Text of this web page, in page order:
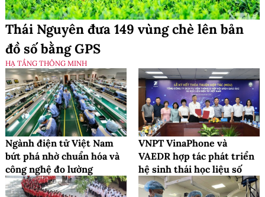
Thái Nguyên đưa 149 vùng chè lên bản
đồ số bằng GPS
HẠ TẦNG THÔNG MINH
Ngành điện tử Việt Nam
bứt phá nhờ chuẩn hóa và
công nghệ đo lường
VNPT VinaPhone và
VAEDR hợp tác phát triển
hệ sinh thái học liệu số